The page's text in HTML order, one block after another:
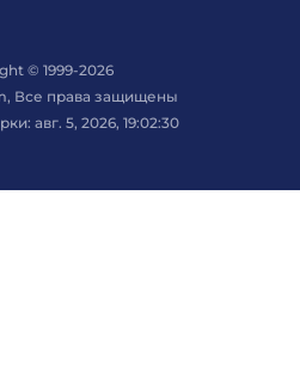
© 1999-2026
Все права защищены
авг. 5, 2026, 19:02:30